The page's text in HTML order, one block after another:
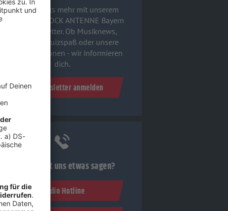
Verpass' nichts mehr mit unserem
kostenlosen ROCK ANTENNE Bayern
Rock-Newsletter. Ob Musiknews,
Interviews, Quizspaß oder unsere
neuesten Aktionen - wir informieren
dich.
Zum Newsletter anmelden
Du möchtest uns etwas sagen?
Studio Hotline